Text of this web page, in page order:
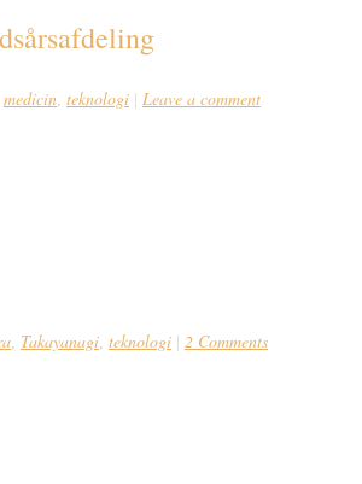
medicin, teknologi Leave a comment
, Takayanagi, teknologi 2 Comments